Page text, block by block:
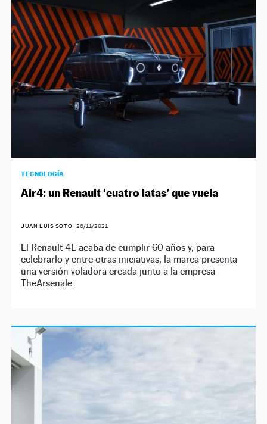
TECNOLOGÍA
Air4: un Renault ‘cuatro latas’ que vuela
JUAN LUIS SOTO |26/11/2021
El Renault 4L acaba de cumplir 60 años y, para
celebrarlo y entre otras iniciativas, la marca presenta
una versión voladora creada junto a la empresa
TheArsenale.